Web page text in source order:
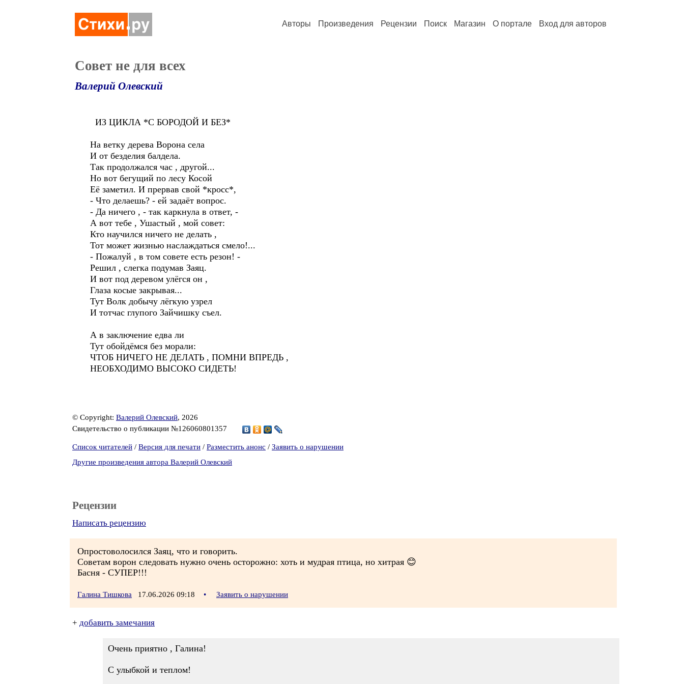
Авторы Произведения Рецензии Поиск Магазин О портале Вход для авторов
Совет не для всех
Валерий Олевский
ИЗ ЦИКЛА *С БОРОДОЙ И БЕЗ*
На ветку дерева Ворона села
И от безделия балдела.
Так продолжался час , другой...
Но вот бегущий по лесу Косой
Её заметил. И прервав свой *кросс*,
- Что делаешь? - ей задаёт вопрос.
- Да ничего , - так каркнула в ответ, -
А вот тебе , Ушастый , мой совет:
Кто научился ничего не делать ,
Тот может жизнью наслаждаться смело!...
- Пожалуй , в том совете есть резон! -
Решил , слегка подумав Заяц.
И вот под деревом улёгся он ,
Глаза косые закрывая...
Тут Волк добычу лёгкую узрел
И тотчас глупого Зайчишку съел.
А в заключение едва ли
Тут обойдёмся без морали:
ЧТОБ НИЧЕГО НЕ ДЕЛАТЬ , ПОМНИ ВПРЕДЬ ,
НЕОБХОДИМО ВЫСОКО СИДЕТЬ!
© Copyright: Валерий Олевский, 2026
Свидетельство о публикации №126060801357
Список читателей / Версия для печати / Разместить анонс / Заявить о нарушении
Другие произведения автора Валерий Олевский
Рецензии
Написать рецензию
Опростоволосился Заяц, что и говорить.
Советам ворон следовать нужно очень осторожно: хоть и мудрая птица, но хитрая 😊
Басня - СУПЕР!!!
Галина Тишкова 17.06.2026 09:18 • Заявить о нарушении
+ добавить замечания
Очень приятно , Галина!
С улыбкой и теплом!